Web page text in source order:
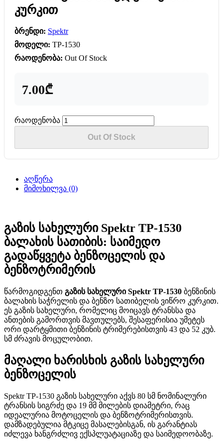
კურკით
ბრენდი: Spektr
მოდელი: TP-1530
რაოდენობა: Out Of Stock
7.00₾
რაოდენობა
Out Of Stock
აღწერა
მიმოხილვა (0)
გაზის სახელური Spektr TP-1530
ბალახის სათიბის: საიმედო
გადაწყვეტა ბენზოცელის და
ბენზოტრიმერის
წარმოგიდგენთ გაზის სახელური Spektr TP-1530 ბენზინის
ბალახის საჭრელის და ბენზო სათიბელის ვიწრო კურკით.
ეს გაზის სახელური, რომელიც მოიცავს ტრანსსა და
ანთების გამორთვის მავთულებს, შესაფერისია უმეტეს
ორი დარტყმითი ბენზინის ტრიმერებისთვის 43 და 52 კუბ.
სმ ძრავის მოცულობით.
მაღალი ხარისხის გაზის სახელური
ბენზოცელის
Spektr TP-1530 გაზის სახელური აქვს 80 სმ ნომინალური
ტრანსის სიგრძე და 19 მმ მილების დიამეტრი, რაც
იდეალურია მოტოცელის და ბენზოტრიმერისთვის.
დამზადებულია მტკიცე მასალებისგან, ის გარანტიას
იძლევა ხანგრძლივ ექსპლუატაციაზე და საიმედოობაზე.